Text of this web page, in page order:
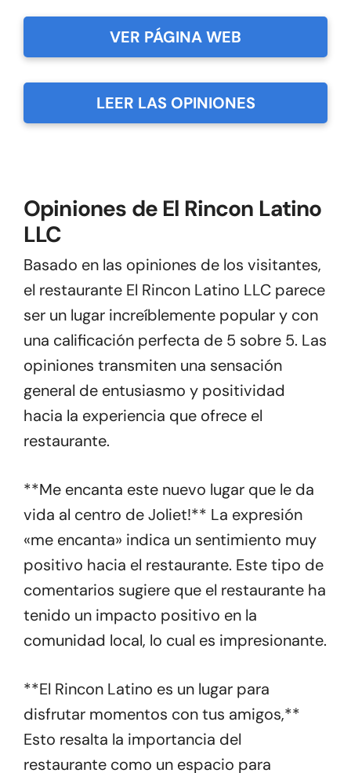
VER PÁGINA WEB
LEER LAS OPINIONES
Opiniones de El Rincon Latino
LLC
Basado en las opiniones de los visitantes,
el restaurante El Rincon Latino LLC parece
ser un lugar increíblemente popular y con
una calificación perfecta de 5 sobre 5. Las
opiniones transmiten una sensación
general de entusiasmo y positividad
hacia la experiencia que ofrece el
restaurante.
**Me encanta este nuevo lugar que le da
vida al centro de Joliet!** La expresión
«me encanta» indica un sentimiento muy
positivo hacia el restaurante. Este tipo de
comentarios sugiere que el restaurante ha
tenido un impacto positivo en la
comunidad local, lo cual es impresionante.
**El Rincon Latino es un lugar para
disfrutar momentos con tus amigos,**
Esto resalta la importancia del
restaurante como un espacio para